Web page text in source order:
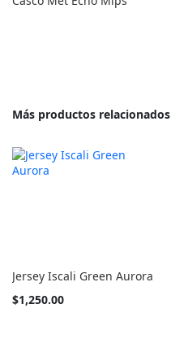
Más productos relacionados
Jersey Iscali Green Aurora
Tan
$1,250.00